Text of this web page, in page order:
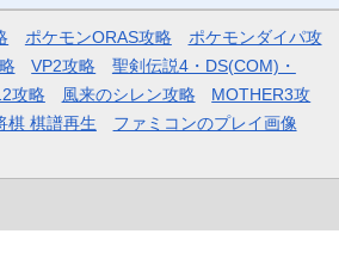
ポケモンORAS攻略
ポケモンダイパ攻
VP2攻略
聖剣伝説4・DS(COM)・
攻略 風来のシレン攻略
MOTHER3攻
棋 棋譜再生
ファミコンのプレイ画像